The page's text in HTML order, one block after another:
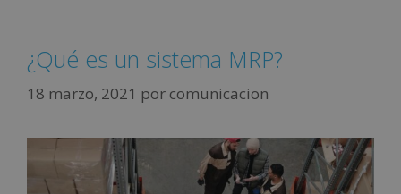
¿Qué es un sistema MRP?
18 marzo, 2021 por comunicacion